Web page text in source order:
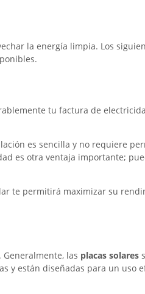
la energía limpia. Los
tu factura de
es sencilla y no requiere
es otra ventaja importante;
te permitirá maximizar su
las placas solares
y están diseñadas para un uso